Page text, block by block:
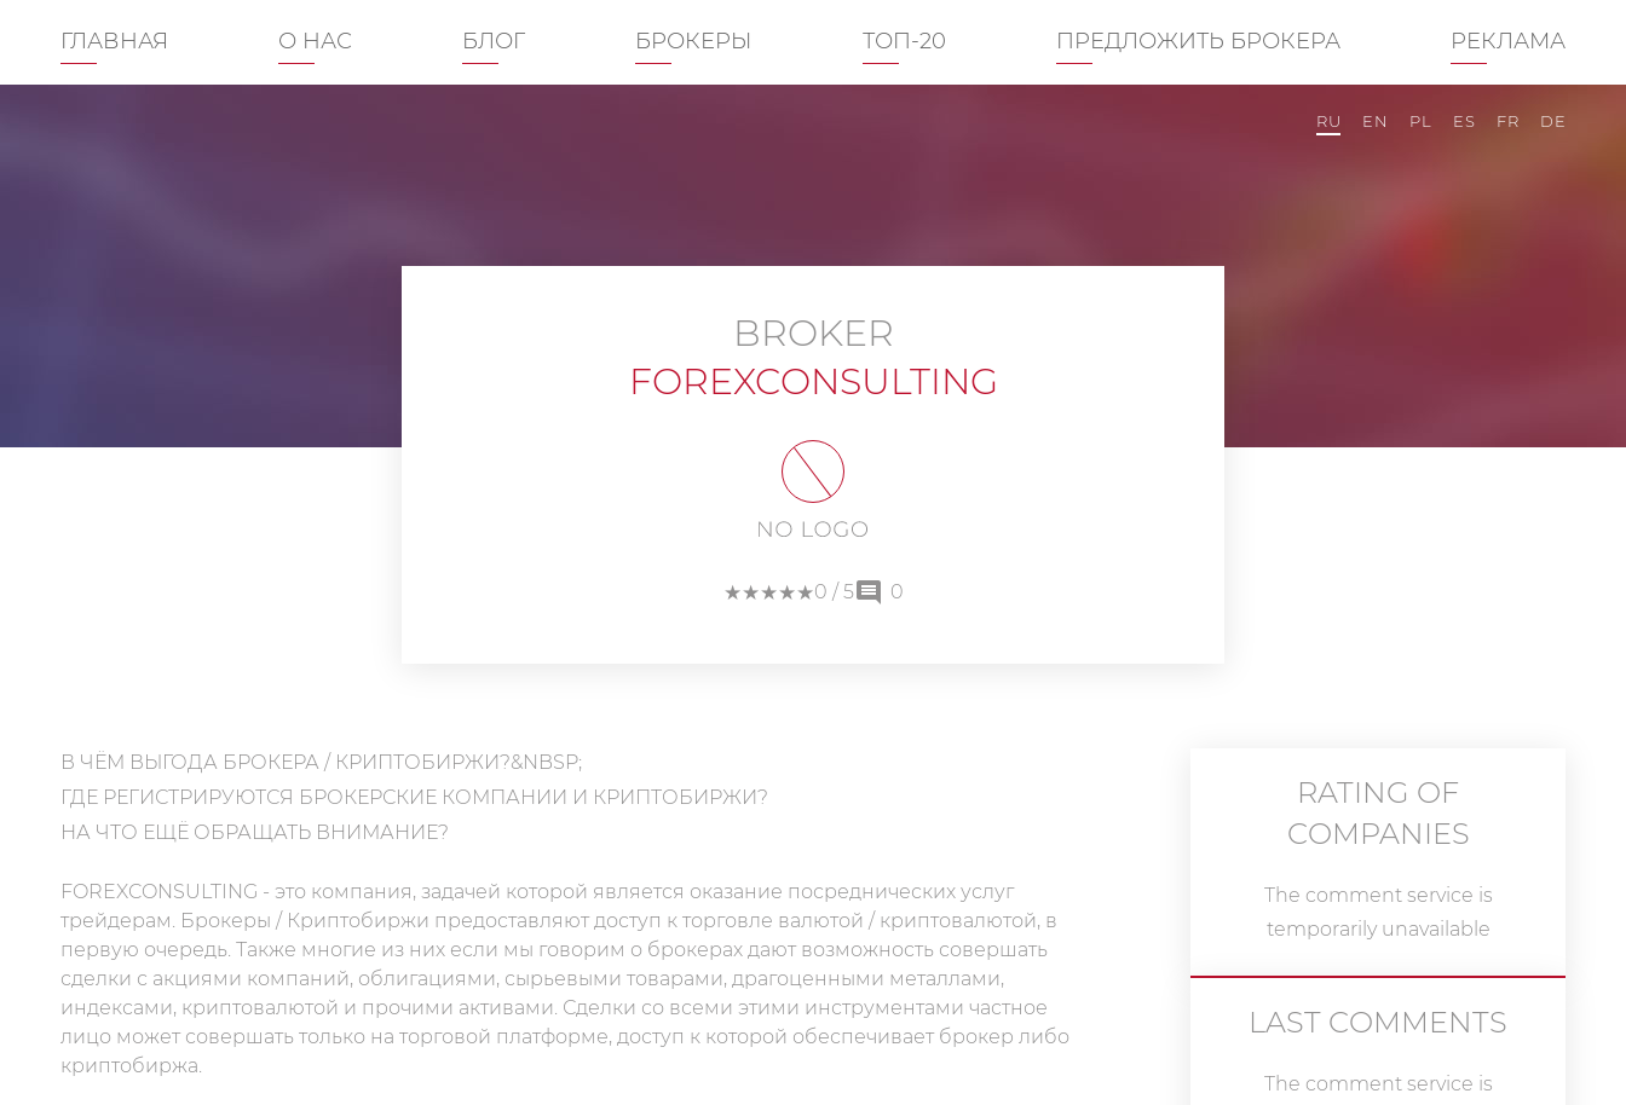
ГЛАВНАЯ О НАС БЛОГ БРОКЕРЫ ТОП-20 ПРЕДЛОЖИТЬ БРОКЕРА РЕКЛАМА
RU EN PL ES FR DE
BROKER
FOREXCONSULTING
★★
★★
★★
★★
★★
0 / 5 0
В ЧЁМ ВЫГОДА БРОКЕРА / КРИПТОБИРЖИ?&NBSP;
ГДЕ РЕГИСТРИРУЮТСЯ БРОКЕРСКИЕ КОМПАНИИ И КРИПТОБИРЖИ?
НА ЧТО ЕЩЁ ОБРАЩАТЬ ВНИМАНИЕ?
FOREXCONSULTING - это компания, задачей которой является оказание посреднических услуг
трейдерам. Брокеры / Криптобиржи предоставляют доступ к торговле валютой / криптовалютой, в
первую очередь. Также многие из них если мы говорим о брокерах дают возможность совершать
сделки с акциями компаний, облигациями, сырьевыми товарами, драгоценными металлами,
индексами, криптовалютой и прочими активами. Сделки со всеми этими инструментами частное
лицо может совершать только на торговой платформе, доступ к которой обеспечивает брокер либо
криптобиржа.
RATING OF
COMPANIES
The comment service is
temporarily unavailable
LAST COMMENTS
The comment service is